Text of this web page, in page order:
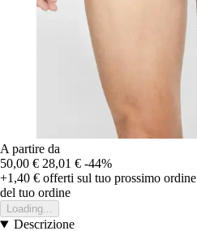
A partire da
50,00 € 28,01 € -44%
+1,40 € offerti sul tuo prossimo ordine
del tuo ordine
Loading...
Descrizione